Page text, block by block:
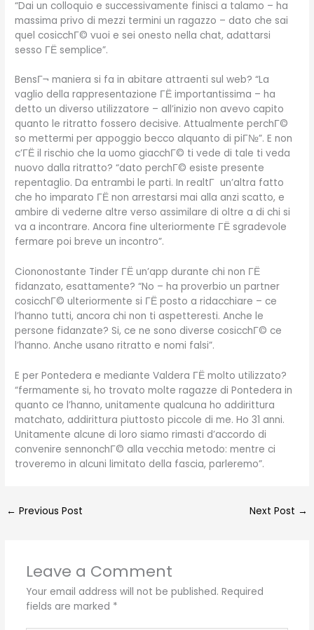
“Dai un colloquio e successivamente finisci a talamo – ha
massima privo di mezzi termini un ragazzo – dato che sai
quel cosicchГ© vuoi e sei onesto nella chat, adattarsi
sesso ГЁ semplice”.
BensГ¬ maniera si fa in abitare attraenti sul web? “La
vaglio della rappresentazione ГЁ importantissima – ha
detto un diverso utilizzatore – all’inizio non avevo capito
quanto le ritratto fossero decisive. Attualmente perchГ©
so mettermi per appoggio becco alquanto di piГ№”. E non
c’ГЁ il rischio che la uomo giacchГ© ti vede di tale ti veda
nuovo dalla ritratto? “dato perchГ© esiste presente
repentaglio. Da entrambi le parti. In realtГ un’altra fatto
che ho imparato ГЁ non arrestarsi mai alla anzi scatto, e
ambire di vederne altre verso assimilare di oltre a di chi si
va a incontrare. Ancora fine ulteriormente ГЁ sgradevole
fermare poi breve un incontro”.
Ciononostante Tinder ГЁ un’app durante chi non ГЁ
fidanzato, esattamente? “No – ha proverbio un partner
cosicchГ© ulteriormente si ГЁ posto a ridacchiare – ce
l’hanno tutti, ancora chi non ti aspetteresti. Anche le
persone fidanzate? Si, ce ne sono diverse cosicchГ© ce
l’hanno. Anche usano ritratto e nomi falsi”.
E per Pontedera e mediante Valdera ГЁ molto utilizzato?
“fermamente si, ho trovato molte ragazze di Pontedera in
quanto ce l’hanno, unitamente qualcuna ho addirittura
matchato, addirittura piuttosto piccole di me. Ho 31 anni.
Unitamente alcune di loro siamo rimasti d’accordo di
convenire sennonchГ© alla vecchia metodo: mentre ci
troveremo in alcuni limitato della fascia, parleremo”.
← Previous Post Next Post →
Leave a Comment
Your email address will not be published. Required
fields are marked *